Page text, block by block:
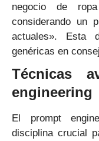
negocio de
considerando un
actuales». Esta
genéricas en
Técnicas
engineering
El prompt
disciplina crucial